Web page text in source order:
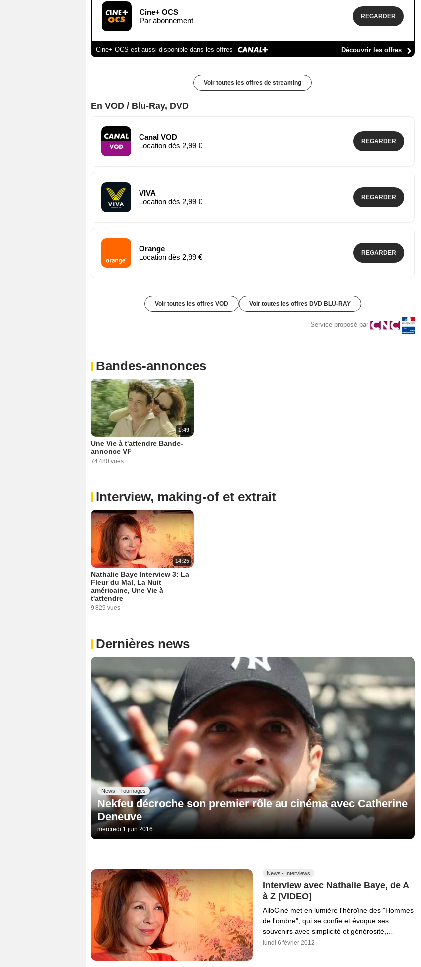
Cine+ OCS
Par abonnement
REGARDER
Cine+ OCS est aussi disponible dans les offres Découvrir les offres
Voir toutes les offres de streaming
En VOD / Blu-Ray, DVD
Canal VOD
Location dès 2,99 €
REGARDER
VIVA
Location dès 2,99 €
REGARDER
Orange
Location dès 2,99 €
REGARDER
Voir toutes les offres VOD Voir toutes les offres DVD BLU-RAY
Service proposé par
Bandes-annonces
1:49
Une Vie à t'attendre Bande-
annonce VF
74 480 vues
Interview, making-of et extrait
14:25
Nathalie Baye Interview 3: La
Fleur du Mal, La Nuit
américaine, Une Vie à
t'attendre
9 829 vues
Dernières news
News - Tournages
Nekfeu décroche son premier rôle au cinéma avec Catherine
Deneuve
mercredi 1 juin 2016
News - Interviews
Interview avec Nathalie Baye, de A
à Z [VIDEO]
AlloCiné met en lumière l'héroïne des "Hommes
de l'ombre", qui se confie et évoque ses
souvenirs avec simplicité et générosité,…
lundi 6 février 2012